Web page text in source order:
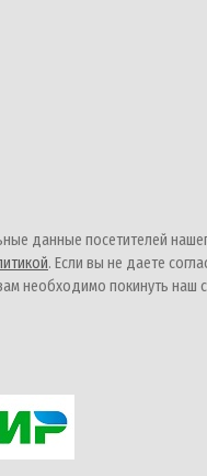
данные посетителей
. Если вы не даете
необходимо покинуть наш